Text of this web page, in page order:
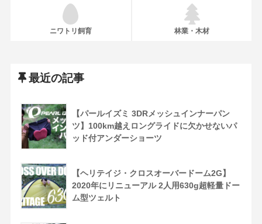
ニワトリ飼育 林業・木材
最近の記事
【パールイズミ 3DRメッシュインナーパン
ツ】100km越えロングライドに欠かせないパ
ッド付アンダーショーツ
【ヘリテイジ・クロスオーバードーム2G】
2020年にリニューアル 2人用630g超軽量ドー
ム型ツェルト